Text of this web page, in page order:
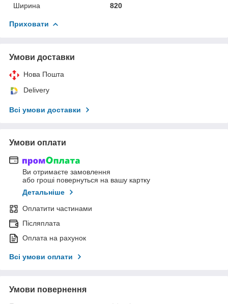
Ширина
820
Приховати
Умови доставки
Нова Пошта
Delivery
Всі умови доставки
Умови оплати
Ви отримаєте замовлення
або гроші повернуться на вашу картку
Детальніше
Оплатити частинами
Післяплата
Оплата на рахунок
Всі умови оплати
Умови повернення